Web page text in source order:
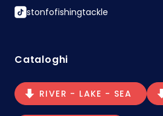
stonfofishingtackle
Cataloghi
RIVER - LAKE - SEA